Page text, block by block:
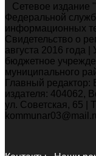
Сетевое издание
Федеральной
информационных
Свидетельство о
августа 2016 года
бюджетное
муниципального
Главный редактор:
издателя: 404062,
ул. Советская, 65 |